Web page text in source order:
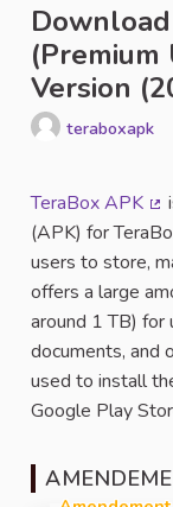
Version
teraboxapk
TeraBox APK
(APK) for
users to store,
offers a large
around 1 TB) for
documents, and
used to install
Google Play